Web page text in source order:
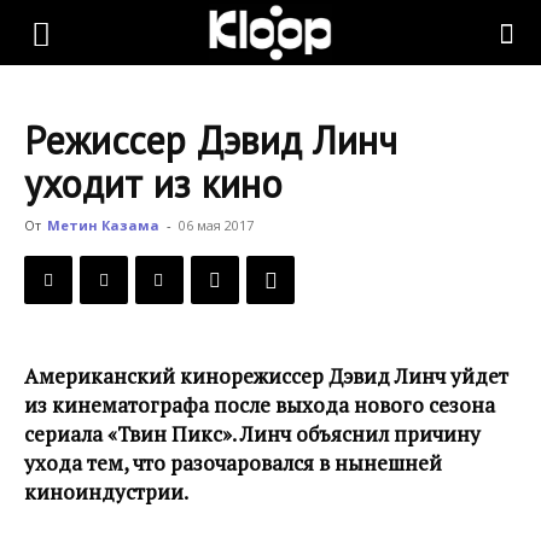
KLOOP.KG
Новости
Режиссер Дэвид Линч
уходит из кино
От Метин Казама - 06 мая 2017
Американский кинорежиссер Дэвид Линч уйдет
из кинематографа после выхода нового сезона
сериала «Твин Пикс». Линч объяснил причину
ухода тем, что разочаровался в нынешней
киноиндустрии.